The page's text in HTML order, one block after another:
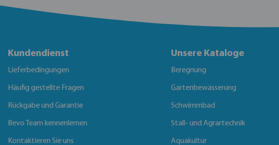
Kundendienst
Lieferbedingungen
Häufig gestellte Fragen
Rückgabe und Garantie
Bevo Team kennenlernen
Kontaktieren Sie uns
Unsere Kataloge
Beregnung
Gartenbewässerung
Schwimmbad
Stall- und Agrartechnik
Aquakultur